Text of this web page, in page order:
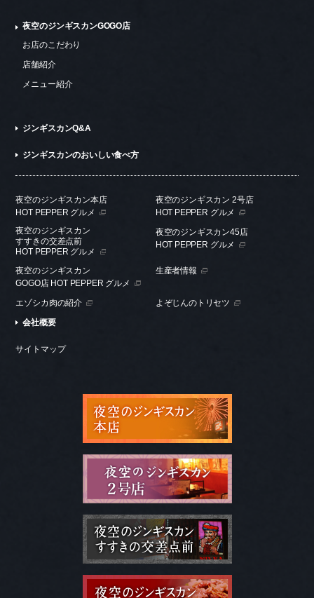
夜空のジンギスカンGOGO店
お店のこだわり
店舗紹介
メニュー紹介
ジンギスカンQ&A
ジンギスカンのおいしい食べ方
夜空のジンギスカン本店
HOT PEPPER グルメ
夜空のジンギスカン 2号店
HOT PEPPER グルメ
夜空のジンギスカン
すすきの交差点前
HOT PEPPER グルメ
夜空のジンギスカン45店
HOT PEPPER グルメ
夜空のジンギスカン
GOGO店 HOT PEPPER グルメ
生産者情報
エゾシカ肉の紹介
よぞじんのトリセツ
会社概要
サイトマップ